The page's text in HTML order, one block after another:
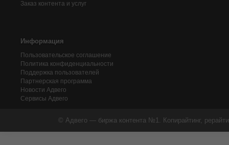
Заказ контента и услуг
Информация
Пользовательское соглашение
Политика конфиденциальности
Поддержка пользователей
Партнерская программа
Новости Адвего
Сервисы Адвего
© Адвего — биржа контента №1. Копирайтинг,